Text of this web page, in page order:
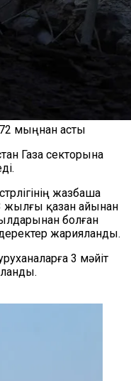
72 мыңнан асты
Газа секторына
жазбаша
жылғы қазан айынан
болған
жарияланды.
3 мәйіт